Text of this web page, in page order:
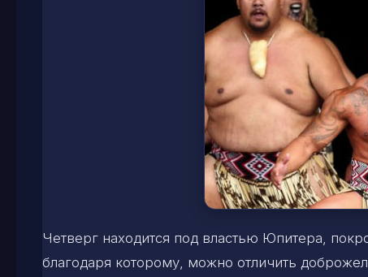
Четверг находится под властью Юпитера,
благодаря которому, можно отличить